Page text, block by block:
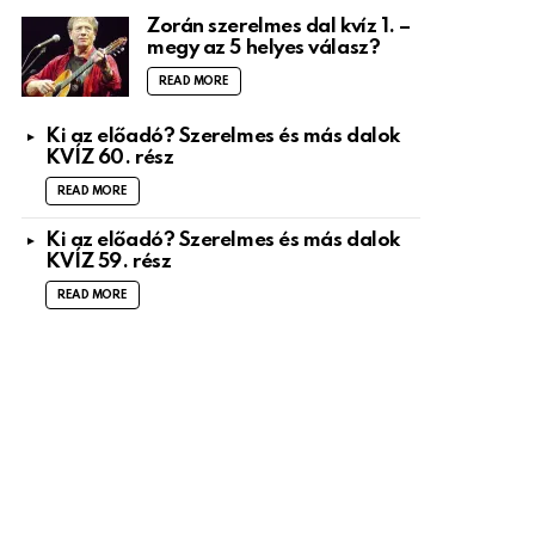
Zorán szerelmes dal kvíz 1. –
megy az 5 helyes válasz?
READ MORE
Ki az előadó? Szerelmes és más dalok
KVÍZ 60. rész
READ MORE
Ki az előadó? Szerelmes és más dalok
KVÍZ 59. rész
READ MORE